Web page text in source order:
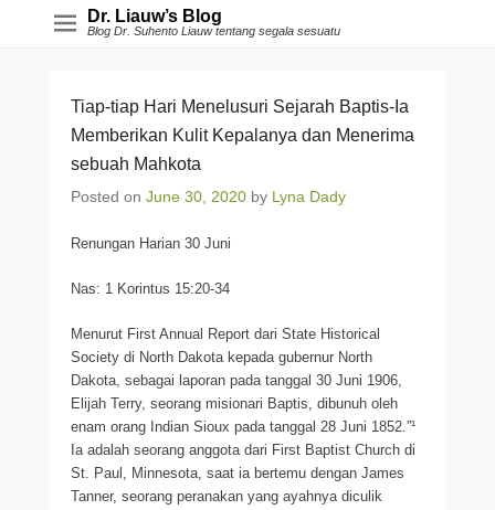
Dr. Liauw’s Blog
Blog Dr. Suhento Liauw tentang segala sesuatu
Tiap-tiap Hari Menelusuri Sejarah Baptis-Ia
Memberikan Kulit Kepalanya dan Menerima
sebuah Mahkota
Posted on June 30, 2020 by Lyna Dady
Renungan Harian 30 Juni
Nas: 1 Korintus 15:20-34
Menurut First Annual Report dari State Historical
Society di North Dakota kepada gubernur North
Dakota, sebagai laporan pada tanggal 30 Juni 1906,
Elijah Terry, seorang misionari Baptis, dibunuh oleh
enam orang Indian Sioux pada tanggal 28 Juni 1852.”¹
Ia adalah seorang anggota dari First Baptist Church di
St. Paul, Minnesota, saat ia bertemu dengan James
Tanner, seorang peranakan yang ayahnya diculik